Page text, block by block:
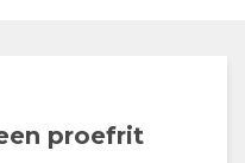
proefrit